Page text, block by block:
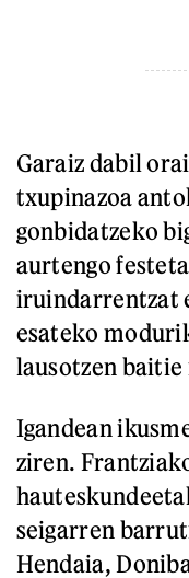
Garaiz dabil
txupinazoa
gonbidatzeko
aurtengo
iruindarrentzat
esateko
lausotzen baitie
Igandean
ziren.
seigarren
Hendaia,